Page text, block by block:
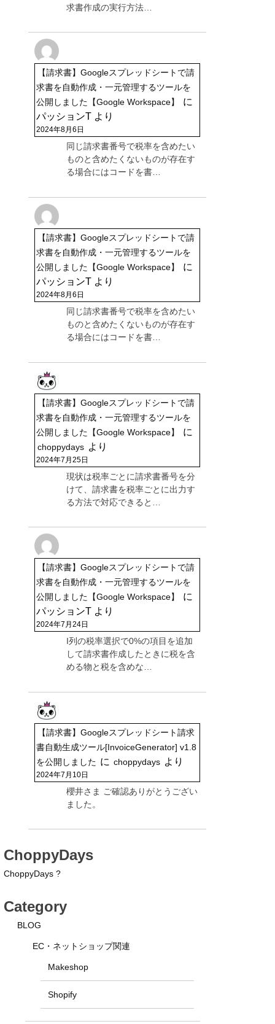
求書作成の実行方法…
【請求書】Googleスプレッドシートで請
求書を自動作成・一元管理するツールを
公開しました【Google Workspace】
に
パッションT より
2024年8月6日
同じ請求書番号で税率を含めたい
ものと含めたくないものが存在す
る場合にはコードを書…
【請求書】Googleスプレッドシートで請
求書を自動作成・一元管理するツールを
公開しました【Google Workspace】
に
パッションT より
2024年8月6日
同じ請求書番号で税率を含めたい
ものと含めたくないものが存在す
る場合にはコードを書…
【請求書】Googleスプレッドシートで請
求書を自動作成・一元管理するツールを
公開しました【Google Workspace】
に
choppydays より
2024年7月25日
現状は税率ごとに請求書番号を分
けて、請求書を税率ごとに出力す
る方法で対応できると…
【請求書】Googleスプレッドシートで請
求書を自動作成・一元管理するツールを
公開しました【Google Workspace】
に
パッションT より
2024年7月24日
I列の税率選択で0%の項目を追加
して請求書作成したときに税を含
める物と税を含めな…
【請求書】Googleスプレッドシート請求
書自動生成ツール[InvoiceGenerator] v1.8
を公開しました に choppydays より
2024年7月10日
櫻井さま ご確認ありがとうござい
ました。
ChoppyDays
ChoppyDays ?
Category
BLOG
EC・ネットショップ関連
Makeshop
Shopify